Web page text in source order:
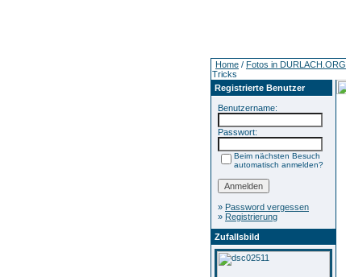
Home / Fotos in
Tricks
Registrierte Benutzer
Benutzername:
Passwort:
Beim nächsten Besuch
automatisch anmelden?
» Password vergessen
» Registrierung
Zufallsbild